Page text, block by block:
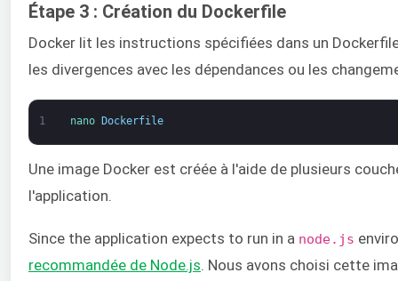
Étape 3 : Création du Dockerfile
Docker lit les instructions spécifiées dans un
les divergences avec les dépendances ou les
1 nano Dockerfile
Une image Docker est créée à l'aide de plusieurs
l'application.
Since the application expects to run in a node.js
recommandée de Node.js . Nous avons choisi cette